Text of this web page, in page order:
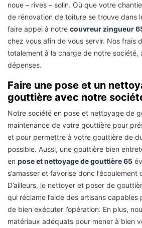
noue – rives – solin. Où que votre
de rénovation de toiture se trouve dans
faire appel à notre couvreur zingueur
chez vous afin de vous servir. Nos frais
totalement à la charge de notre société,
dépenses.
Faire une pose et un
gouttière avec notre
Notre société en pose et nettoyage de
maintenance de votre gouttière pour
et pour permettre à votre gouttière de
possible. Aussi, une gouttière bien
en pose et nettoyage de gouttière 65
s’amasser et favorise donc
D’ailleurs, le nettoyer et poser de
qui réclame l’aide des artisans capables
de bien exécuter l’opération. En plus,
matériaux adéquats pour mener à bien